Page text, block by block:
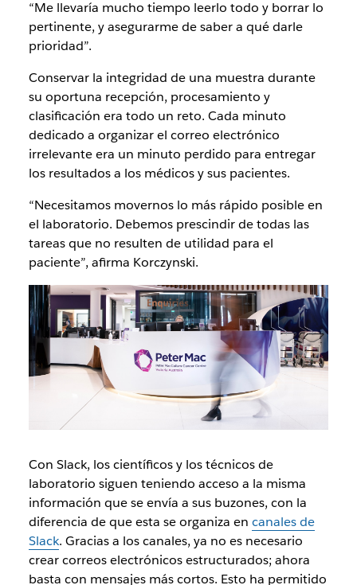
“Me llevaría mucho tiempo leerlo todo y borrar lo
pertinente, y asegurarme de saber a qué darle
prioridad”.
Conservar la integridad de una muestra durante
su oportuna recepción, procesamiento y
clasificación era todo un reto. Cada minuto
dedicado a organizar el correo electrónico
irrelevante era un minuto perdido para entregar
los resultados a los médicos y sus pacientes.
“Necesitamos movernos lo más rápido posible en
el laboratorio. Debemos prescindir de todas las
tareas que no resulten de utilidad para el
paciente”, afirma Korczynski.
Con Slack, los científicos y los técnicos de
laboratorio siguen teniendo acceso a la misma
información que se envía a sus buzones, con la
diferencia de que esta se organiza en canales de
Slack. Gracias a los canales, ya no es necesario
crear correos electrónicos estructurados; ahora
basta con mensajes más cortos. Esto ha permitido